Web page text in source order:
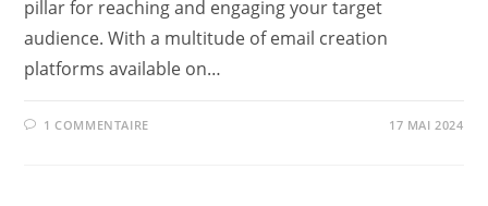
pillar for reaching and engaging your target
audience. With a multitude of email creation
platforms available on…
1 COMMENTAIRE 17 MAI 2024